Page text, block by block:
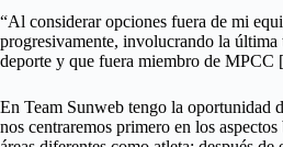
“Al considerar opciones fuera de mi
progresivamente, involucrando la
deporte y que fuera miembro de
En Team Sunweb tengo la oportunidad
nos centraremos primero en los